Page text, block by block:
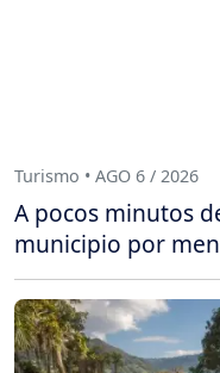
Turismo • AGO 6 / 2026
A pocos minutos
municipio por